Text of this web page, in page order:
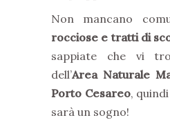
Non mancano
rocciose e tratti di
sappiate che vi
dell’Area Naturale
Porto Cesareo,
sarà un sogno!